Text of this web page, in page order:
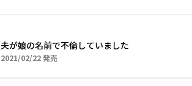
夫が娘の名前で不倫していました
2021/02/222021年02月22日
発売